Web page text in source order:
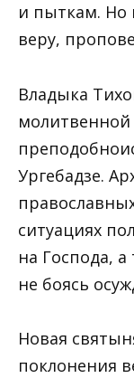
и пыткам. Но
веру,
Владыка
Ургебадзе.
ситуациях
на Господа, а
не боясь
Новая
поклонения